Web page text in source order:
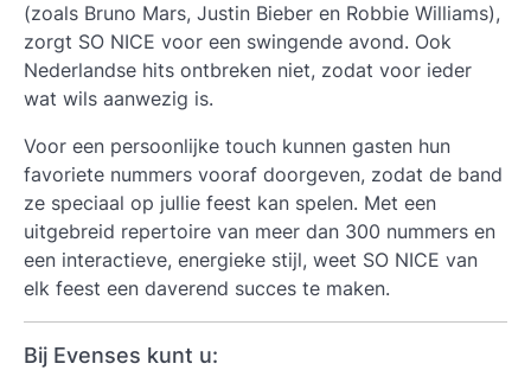
(zoals Bruno Mars, Justin Bieber en Robbie Williams),
zorgt SO NICE voor een swingende avond. Ook
Nederlandse hits ontbreken niet, zodat voor ieder
wat wils aanwezig is.
Voor een persoonlijke touch kunnen gasten hun
favoriete nummers vooraf doorgeven, zodat de band
ze speciaal op jullie feest kan spelen. Met een
uitgebreid repertoire van meer dan 300 nummers en
een interactieve, energieke stijl, weet SO NICE van
elk feest een daverend succes te maken.
Bij Evenses kunt u: